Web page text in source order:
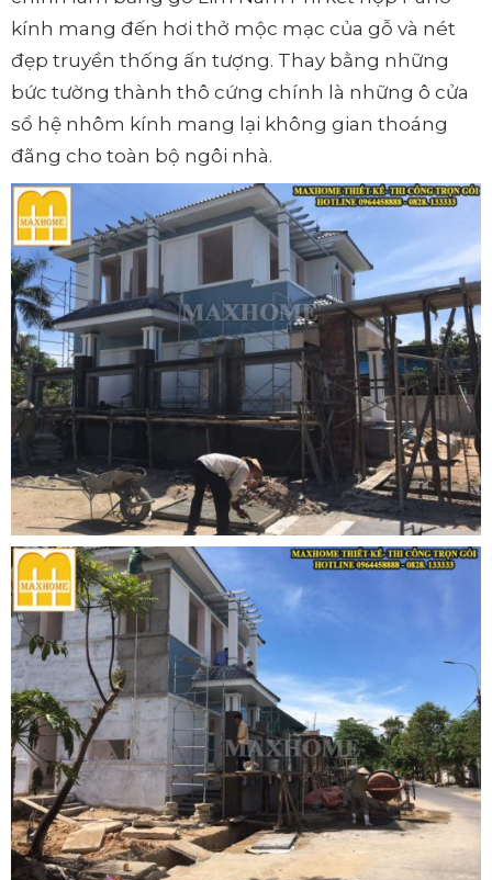
kính mang đến hơi thở mộc mạc của gỗ và nét
đẹp truyền thống ấn tượng. Thay bằng những
bức tường thành thô cứng chính là những ô cửa
sổ hệ nhôm kính mang lại không gian thoáng
đãng cho toàn bộ ngôi nhà.